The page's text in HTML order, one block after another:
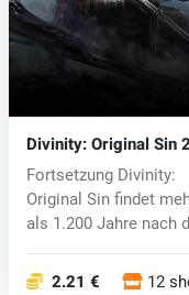
Divinity: Original Sin 2
(PC) CD key
Fortsetzung Divinity:
Original Sin findet
als 1.200 Jahre nach
2.21 € 12